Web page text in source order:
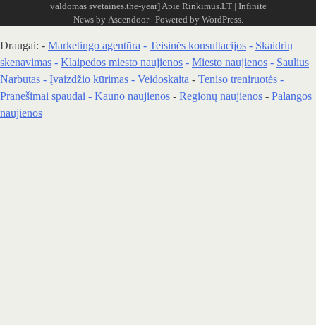
valdomas svetaines.the-year]Apie Rinkimus.LT| Infinite
News by Ascendoor| Powered by WordPress.
Draugai: - Marketingo agentūra - Teisinės konsultacijos - Skaidrių
skenavimas - Klaipedos miesto naujienos - Miesto naujienos - Saulius
Narbutas - Įvaizdžio kūrimas - Veidoskaita - Teniso treniruotės -
Pranešimai spaudai - Kauno naujienos - Regionų naujienos - Palangos
naujienos